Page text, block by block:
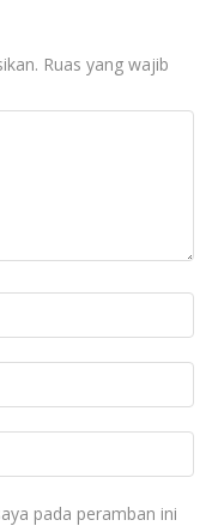
Ruas yang wajib
pada peramban ini